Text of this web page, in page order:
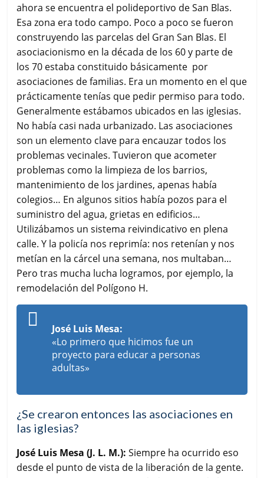
ahora se encuentra el polideportivo de San Blas.
Esa zona era todo campo. Poco a poco se fueron
construyendo las parcelas del Gran San Blas. El
asociacionismo en la década de los 60 y parte de
los 70 estaba constituido básicamente por
asociaciones de familias. Era un momento en el que
prácticamente tenías que pedir permiso para todo.
Generalmente estábamos ubicados en las iglesias.
No había casi nada urbanizado. Las asociaciones
son un elemento clave para encauzar todos los
problemas vecinales. Tuvieron que acometer
problemas como la limpieza de los barrios,
mantenimiento de los jardines, apenas había
colegios… En algunos sitios había pozos para el
suministro del agua, grietas en edificios…
Utilizábamos un sistema reivindicativo en plena
calle. Y la policía nos reprimía: nos retenían y nos
metían en la cárcel una semana, nos multaban…
Pero tras mucha lucha logramos, por ejemplo, la
remodelación del Polígono H.
José Luis Mesa:
«Lo primero que hicimos fue un
proyecto para educar a personas
adultas»
¿Se crearon entonces las asociaciones en
las iglesias?
José Luis Mesa (J. L. M.): Siempre ha ocurrido eso
desde el punto de vista de la liberación de la gente.